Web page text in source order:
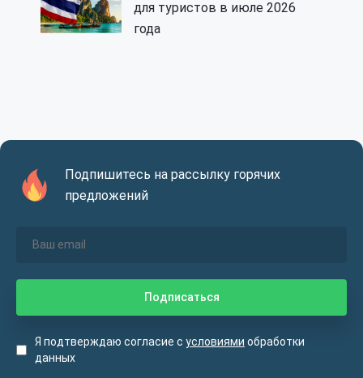
для туристов в июле 2026
года
Подпишитесь на рассылку горячих
предложений
Я подтверждаю согласие с условиями обработки
данных